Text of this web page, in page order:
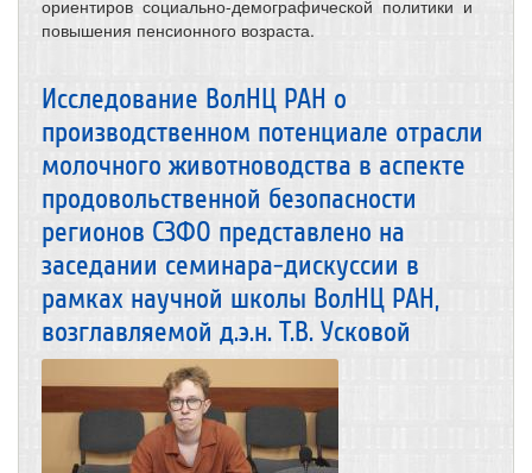
ориентиров социально-демографической политики и
повышения пенсионного возраста.
Исследование ВолНЦ РАН о
производственном потенциале отрасли
молочного животноводства в аспекте
продовольственной безопасности
регионов СЗФО представлено на
заседании семинара-дискуссии в
рамках научной школы ВолНЦ РАН,
возглавляемой д.э.н. Т.В. Усковой